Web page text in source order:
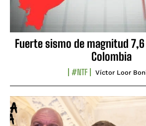
Fuerte sismo de magnitud
Colombia
#NTF Víctor Loor